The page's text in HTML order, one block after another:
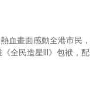
血畫面感動全港市
全民造星III》包袱，